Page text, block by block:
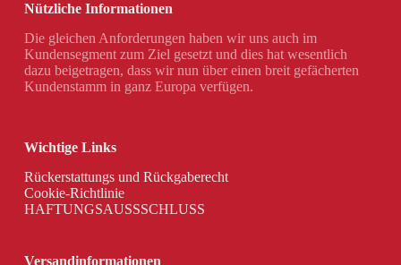
Nützliche Informationen
Die gleichen Anforderungen haben wir uns auch im
Kundensegment zum Ziel gesetzt und dies hat wesentlich
dazu beigetragen, dass wir nun über einen breit gefächerten
Kundenstamm in ganz Europa verfügen.
Wichtige Links
Rückerstattungs und Rückgaberecht
Cookie-Richtlinie
HAFTUNGSAUSSSCHLUSS
Versandinformationen